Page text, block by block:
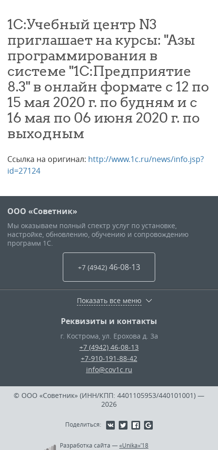
1С:Учебный центр N3
приглашает на курсы: "Азы
программирования в
системе "1С:Предприятие
8.3" в онлайн формате с 12 по
15 мая 2020 г. по будням и с
16 мая по 06 июня 2020 г. по
выходным
Ссылка на оригинал: http://www.1c.ru/news/info.jsp?
id=27124
ООО «Советник»
Мы оказываем полный спектр услуг по установке,
настройке, обновлению, обучению и сопровождению
программ 1С.
+7 (4942) 46-08-13
Показать все меню
Реквизиты и контакты
г. Кострома, ул. Ерохова д. 3а
+7 (4942) 46-08-13
+7-910-191-88-42
info@cov1c.ru
© ООО «Советник» (ИНН/КПП: 4401105953/440101001) —
2026
Поделиться:
Разработка сайта —«Unika»’18